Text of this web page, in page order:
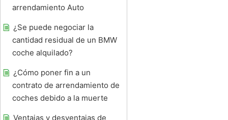
arrendamiento Auto
¿Se puede negociar la
cantidad residual de un BMW
coche alquilado?
¿Cómo poner fin a un
contrato de arrendamiento de
coches debido a la muerte
Ventajas y desventajas de